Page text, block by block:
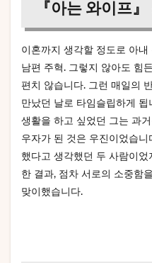
『아는 와이프
이혼까지 생각할 정도로 아
남편 주혁. 그렇지 않아도 힘
편치 않습니다. 그런 매일의
만났던 날로 타임슬립하게
생활을 하고 싶었던 그는 과
우자가 된 것은 우진이었습
했다고 생각했던 두 사람이
한 결과, 점차 서로의 소중함
맞이했습니다.